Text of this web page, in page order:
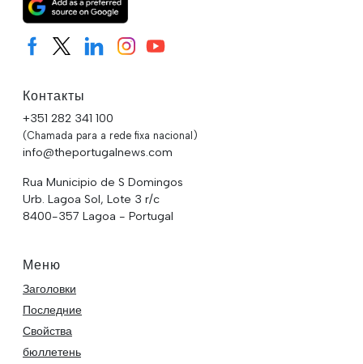
Контакты
+351 282 341 100
(Chamada para a rede fixa nacional)
info@theportugalnews.com
Rua Municipio de S Domingos
Urb. Lagoa Sol, Lote 3 r/c
8400-357 Lagoa - Portugal
Меню
Заголовки
Последние
Свойства
бюллетень